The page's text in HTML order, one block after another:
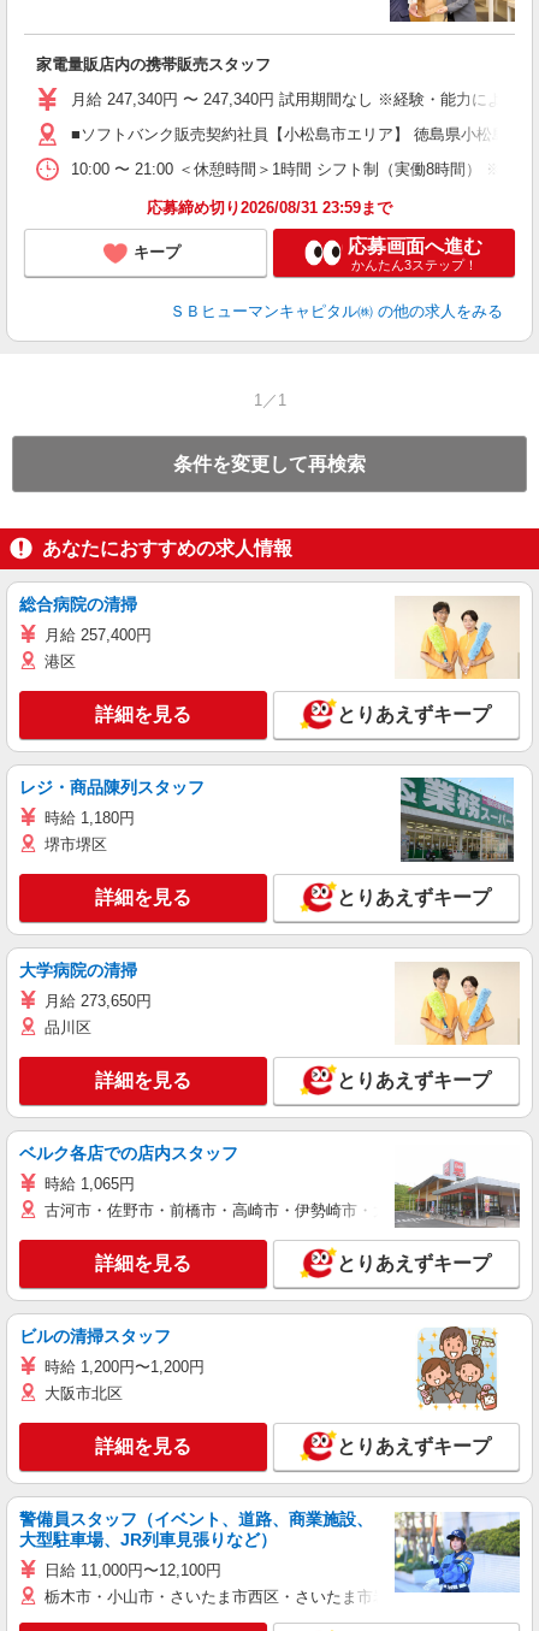
家電量販店内の携帯販売スタッフ
月給 247,340円 〜 247,340円 試用期間なし ※経験・能力による
■ソフトバンク販売契約社員【小松島市エリア】 徳島県小松島市
10:00 〜 21:00 ＜休憩時間＞1時間 シフト制（実働8時間） ※営
応募締め切り2026/08/31 23:59まで
キープ 応募画面へ進む
かんたん3ステップ！
ＳＢヒューマンキャピタル㈱ の他の求人をみる
1／1
条件を変更して再検索
あなたにおすすめの求人情報
総合病院の清掃
月給 257,400円
港区
詳細を見る とりあえずキープ
レジ・商品陳列スタッフ
時給 1,180円
堺市堺区
詳細を見る とりあえずキープ
大学病院の清掃
月給 273,650円
品川区
詳細を見る とりあえずキープ
ベルク各店での店内スタッフ
時給 1,065円
古河市・佐野市・前橋市・高崎市・伊勢崎市・太田市・館林市・藤
詳細を見る とりあえずキープ
ビルの清掃スタッフ
時給 1,200円〜1,200円
大阪市北区
詳細を見る とりあえずキープ
警備員スタッフ（イベント、道路、商業施設、
大型駐車場、JR列車見張りなど）
日給 11,000円〜12,100円
栃木市・小山市・さいたま市西区・さいたま市岩槻区・久喜市・蓮田